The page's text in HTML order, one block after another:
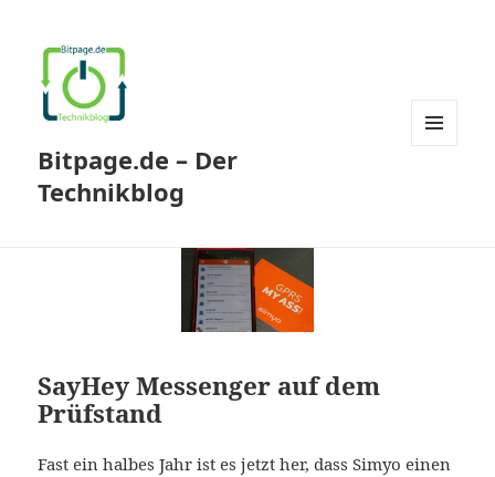
Bitpage.de – Der
Technikblog
SayHey Messenger auf dem
Prüfstand
Fast ein halbes Jahr ist es jetzt her, dass Simyo einen